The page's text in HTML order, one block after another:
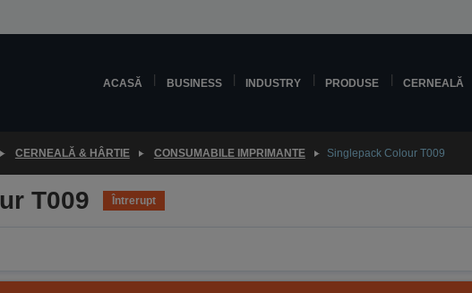
ACASĂ BUSINESS INDUSTRY PRODUSE CERNEALĂ
CERNEALĂ & HÂRTIE CONSUMABILE IMPRIMANTE Singlepack Colour T009
T009 Întrerupt